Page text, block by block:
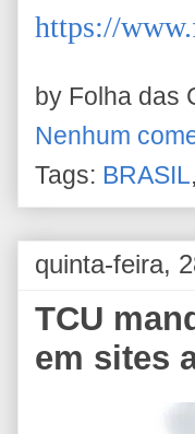
https://
by Folha das
Nenhum
Tags: BRASIL,
quinta-feira,
TCU
em sites